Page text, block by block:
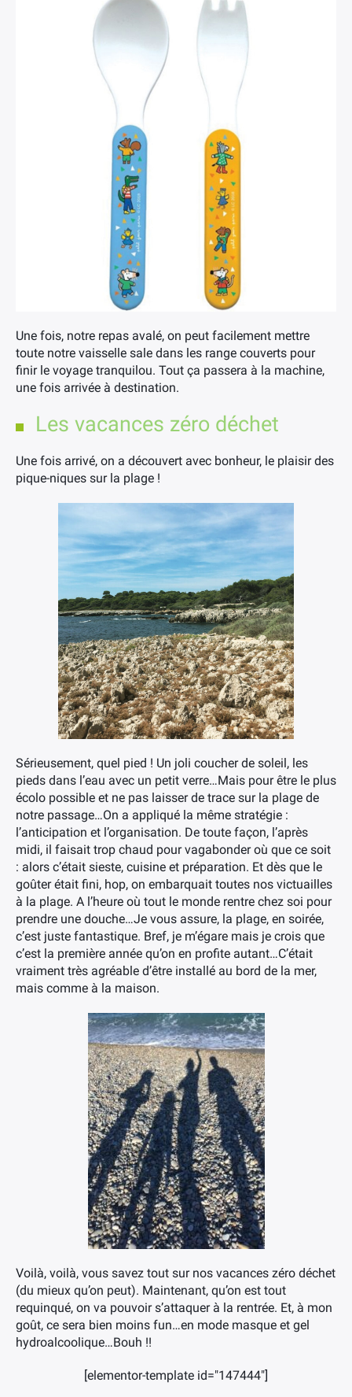
Une fois, notre repas avalé, on peut facilement mettre
toute notre vaisselle sale dans les range couverts pour
finir le voyage tranquilou. Tout ça passera à la machine,
une fois arrivée à destination.
Les vacances zéro déchet
Une fois arrivé, on a découvert avec bonheur, le plaisir des
pique-niques sur la plage !
Sérieusement, quel pied ! Un joli coucher de soleil, les
pieds dans l’eau avec un petit verre…Mais pour être le plus
écolo possible et ne pas laisser de trace sur la plage de
notre passage…On a appliqué la même stratégie :
l’anticipation et l’organisation. De toute façon, l’après
midi, il faisait trop chaud pour vagabonder où que ce soit
: alors c’était sieste, cuisine et préparation. Et dès que le
goûter était fini, hop, on embarquait toutes nos victuailles
à la plage. A l’heure où tout le monde rentre chez soi pour
prendre une douche…Je vous assure, la plage, en soirée,
c’est juste fantastique. Bref, je m’égare mais je crois que
c’est la première année qu’on en profite autant…C’était
vraiment très agréable d’être installé au bord de la mer,
mais comme à la maison.
Voilà, voilà, vous savez tout sur nos vacances zéro déchet
(du mieux qu’on peut). Maintenant, qu’on est tout
requinqué, on va pouvoir s’attaquer à la rentrée. Et, à mon
goût, ce sera bien moins fun…en mode masque et gel
hydroalcoolique…Bouh !!
[elementor-template id="147444"]